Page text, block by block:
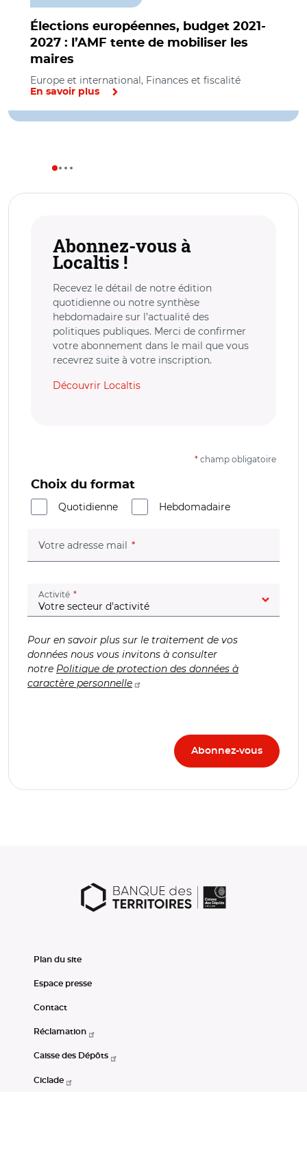
Élections européennes, budget 2021-
2027 : l’AMF tente de mobiliser les
maires
Europe et international, Finances et fiscalité
En savoir plus
Abonnez-vous à
Localtis !
Recevez le détail de notre édition
quotidienne ou notre synthèse
hebdomadaire sur l’actualité des
politiques publiques. Merci de confirmer
votre abonnement dans le mail que vous
recevrez suite à votre inscription.
Découvrir Localtis
* champ obligatoire
Choix du format
Quotidienne
Hebdomadaire
Votre adresse mail (champ obligatoire)
Activité (champ obligatoire)
Pour en savoir plus sur le traitement de vos
données nous vous invitons à consulter
notre Politique de protection des données à
caractère personnelle
Plan du site
Espace presse
Contact
Réclamation
Caisse des Dépôts
Ciclade